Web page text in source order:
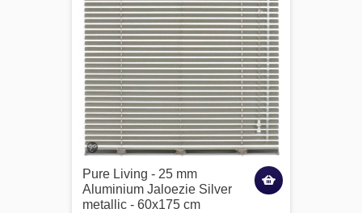
Pure Living - 25 mm
Aluminium Jaloezie Silver
metallic - 60x175 cm